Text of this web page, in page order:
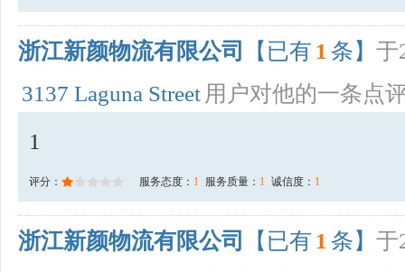
浙江新颜物流有限公司 【已有 1 条】 于
3137 Laguna Street 用户对他的一条点
1
评分： 服务态度： 1 服务质量： 1 诚信度： 1
浙江新颜物流有限公司 【已有 1 条】 于